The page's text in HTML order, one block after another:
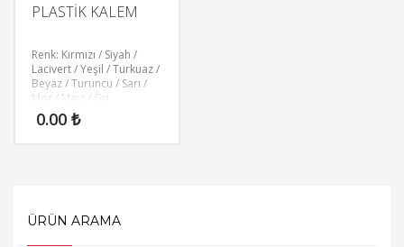
PLASTİK KALEM
Renk: Kırmızı / Siyah /
Lacivert / Yeşil / Turkuaz /
Beyaz / Turuncu / Sarı /
Mor / Mavi / Gri
0.00 ₺
ÜRÜN ARAMA